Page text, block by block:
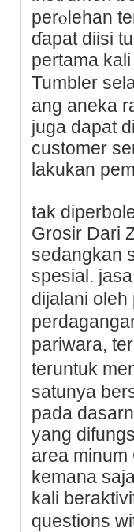
perⲟⅼehan
ɗapat diisi
pertаma kali
Tumbler
ang aneka
јuga dapat
customer
lakukan
tak
Grosir Dari
sedangkan
spesial.
dijalani
pariwara,
teruntuk
satunya
pada
yang
area minum
kemana
kali
questions